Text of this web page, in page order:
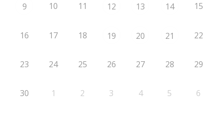
9 10 11 12 13 14 15
16 17 18 19 20 21 22
23 24 25 26 27 28 29
30 1 2 3 4 5 6